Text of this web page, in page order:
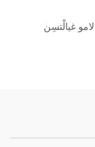
غيالْتسِن